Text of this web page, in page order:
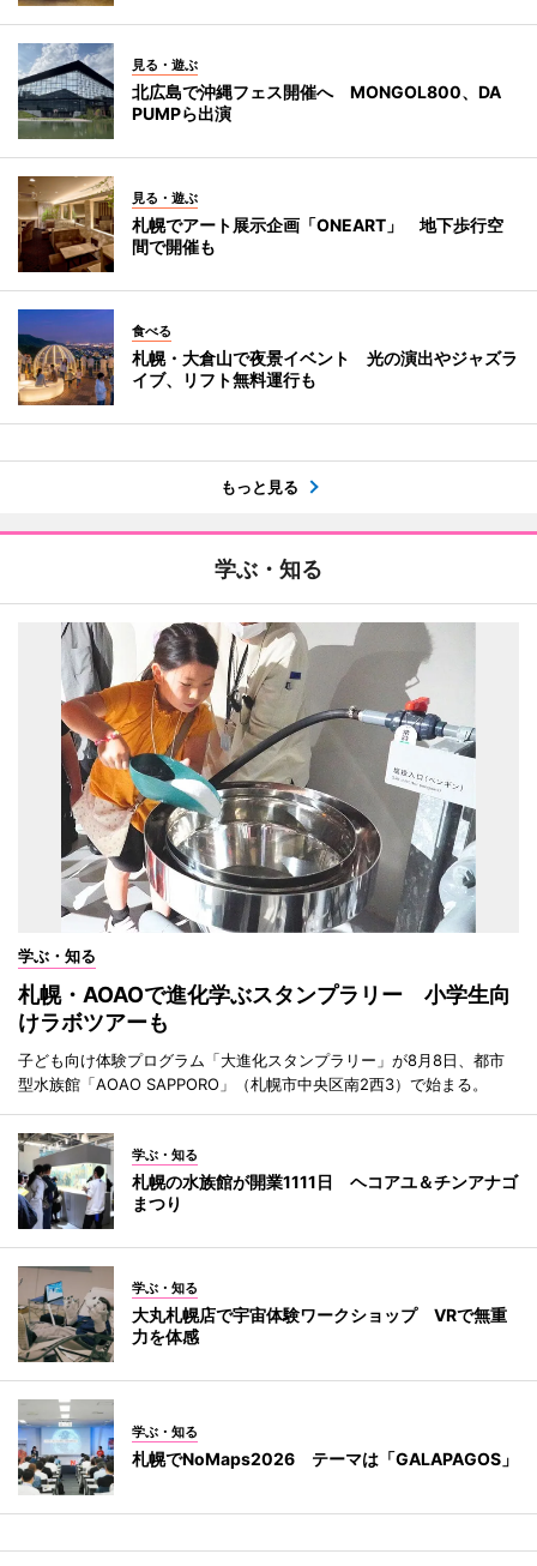
見る・遊ぶ
北広島で沖縄フェス開催へ MONGOL800、DA
PUMPら出演
見る・遊ぶ
札幌でアート展示企画「ONEART」 地下歩行空
間で開催も
食べる
札幌・大倉山で夜景イベント 光の演出やジャズラ
イブ、リフト無料運行も
もっと見る
学ぶ・知る
学ぶ・知る
札幌・AOAOで進化学ぶスタンプラリー 小学生向
けラボツアーも
子ども向け体験プログラム「大進化スタンプラリー」が8月8日、都市
型水族館「AOAO SAPPORO」（札幌市中央区南2西3）で始まる。
学ぶ・知る
札幌の水族館が開業1111日 ヘコアユ＆チンアナゴ
まつり
学ぶ・知る
大丸札幌店で宇宙体験ワークショップ VRで無重
力を体感
学ぶ・知る
札幌でNoMaps2026 テーマは「GALAPAGOS」